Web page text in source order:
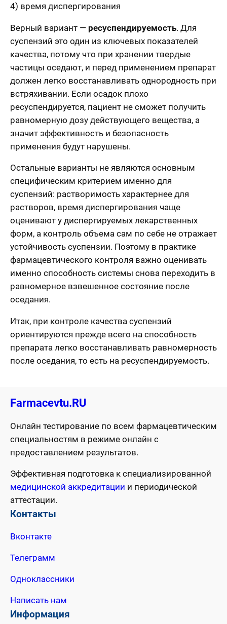
4) время диспергирования
Верный вариант — ресуспендируемость. Для
суспензий это один из ключевых показателей
качества, потому что при хранении твердые
частицы оседают, и перед применением препарат
должен легко восстанавливать однородность при
встряхивании. Если осадок плохо
ресуспендируется, пациент не сможет получить
равномерную дозу действующего вещества, а
значит эффективность и безопасность
применения будут нарушены.
Остальные варианты не являются основным
специфическим критерием именно для
суспензий: растворимость характернее для
растворов, время диспергирования чаще
оценивают у диспергируемых лекарственных
форм, а контроль объема сам по себе не отражает
устойчивость суспензии. Поэтому в практике
фармацевтического контроля важно оценивать
именно способность системы снова переходить в
равномерное взвешенное состояние после
оседания.
Итак, при контроле качества суспензий
ориентируются прежде всего на способность
препарата легко восстанавливать равномерность
после оседания, то есть на ресуспендируемость.
Farmacevtu.RU
Онлайн тестирование по всем фармацевтическим
специальностям в режиме онлайн с
предоставлением результатов.
Эффективная подготовка к специализированной
медицинской аккредитации и периодической
аттестации.
Контакты
Вконтакте
Телеграмм
Одноклассники
Написать нам
Информация